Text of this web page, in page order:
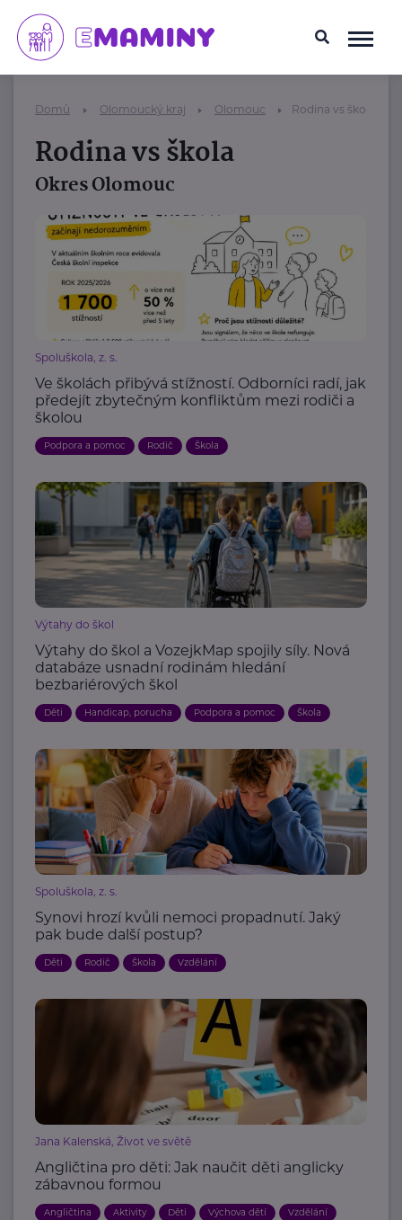
Domů Olomoucký kraj Olomouc Rodina vs škola
Rodina vs škola
Okres Olomouc
Spoluškola, z. s.
Ve školách přibývá stížností. Odborníci radí, jak
předejít zbytečným konfliktům mezi rodiči a
školou
Podpora a pomoc Rodič Škola
Výtahy do škol
Výtahy do škol a VozejkMap spojily síly. Nová
databáze usnadní rodinám hledání
bezbariérových škol
Děti Handicap, porucha Podpora a pomoc Škola
Spoluškola, z. s.
Synovi hrozí kvůli nemoci propadnutí. Jaký
pak bude další postup?
Děti Rodič Škola Vzdělání
Jana Kalenská, Život ve světě
Angličtina pro děti: Jak naučit děti anglicky
zábavnou formou
Angličtina Aktivity Děti Výchova dětí Vzdělání